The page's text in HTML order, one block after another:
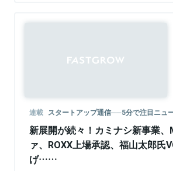
連載 スタートアップ通信──5分で注目ニュ
新展開が続々！カミナシ新事業、
ァ、ROXX上場承認、福山太郎氏
げ……